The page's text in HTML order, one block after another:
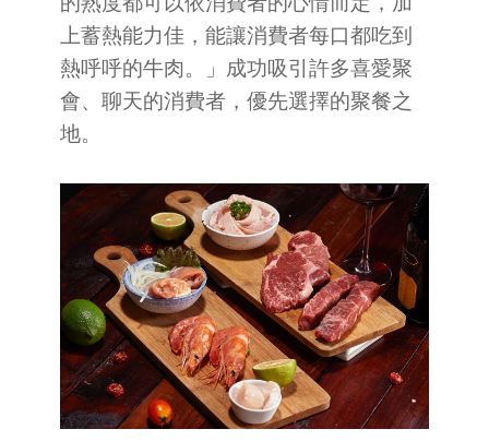
上蓄熱能力佳，能讓消費者每口都吃到
熱呼呼的牛肉。」成功吸引許多喜愛聚
會、聊天的消費者，優先選擇的聚餐之
地。